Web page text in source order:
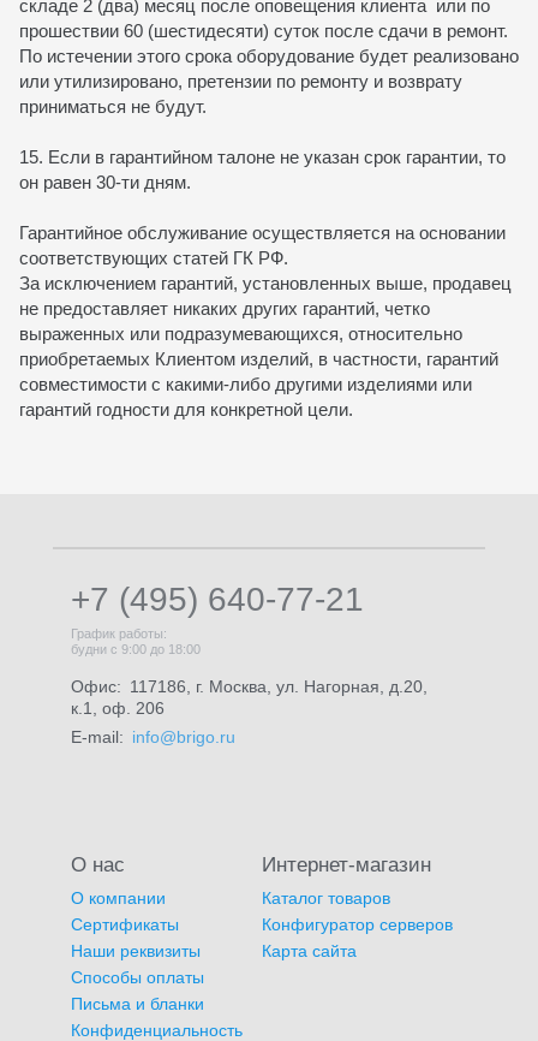
складе 2 (два) месяц после оповещения клиента или по
прошествии 60 (шестидесяти) суток после сдачи в ремонт.
По истечении этого срока оборудование будет реализовано
или утилизировано, претензии по ремонту и возврату
приниматься не будут.
15. Если в гарантийном талоне не указан срок гарантии, то
он равен 30-ти дням.
Гарантийное обслуживание осуществляется на основании
соответствующих статей ГК РФ.
За исключением гарантий, установленных выше, продавец
не предоставляет никаких других гарантий, четко
выраженных или подразумевающихся, относительно
приобретаемых Клиентом изделий, в частности, гарантий
совместимости с какими-либо другими изделиями или
гарантий годности для конкретной цели.
+7 (495) 640-77-21
График работы:
будни с 9:00 до 18:00
Офис: 117186, г. Москва, ул. Нагорная, д.20,
к.1, оф. 206
E-mail: info@brigo.ru
О нас
О компании
Сертификаты
Наши реквизиты
Способы оплаты
Письма и бланки
Конфиденциальность
Интернет-магазин
Каталог товаров
Конфигуратор серверов
Карта сайта